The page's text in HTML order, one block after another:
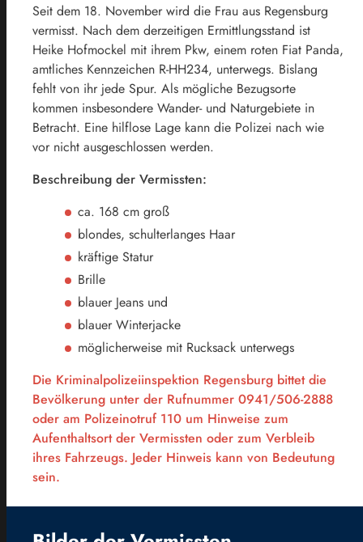
Seit dem 18. November wird die Frau aus Regensburg
vermisst. Nach dem derzeitigen Ermittlungsstand ist
Heike Hofmockel mit ihrem Pkw, einem roten Fiat Panda,
amtliches Kennzeichen R-HH234, unterwegs. Bislang
fehlt von ihr jede Spur. Als mögliche Bezugsorte
kommen insbesondere Wander- und Naturgebiete in
Betracht. Eine hilflose Lage kann die Polizei nach wie
vor nicht ausgeschlossen werden.
Beschreibung der Vermissten:
ca. 168 cm groß
blondes, schulterlanges Haar
kräftige Statur
Brille
blauer Jeans und
blauer Winterjacke
möglicherweise mit Rucksack unterwegs
Die Kriminalpolizeiinspektion Regensburg bittet die
Bevölkerung unter der Rufnummer 0941/506-2888
oder am Polizeinotruf 110 um Hinweise zum
Aufenthaltsort der Vermissten oder zum Verbleib
ihres Fahrzeugs. Jeder Hinweis kann von Bedeutung
sein.